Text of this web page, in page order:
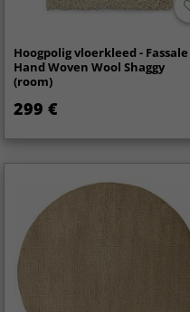
Hoogpolig vloerkleed - Fassale
Hand Woven Wool Shaggy
(room)
299 €